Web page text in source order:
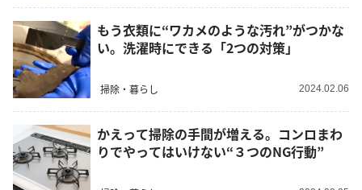
もう衣類に“ワカメのような汚れ”がつかな
い。洗濯時にできる「2つの対策」
掃除・暮らし 2024.02.06
かえって掃除の手間が増える。コンロまわ
りでやってはいけない“３つのNG行動”